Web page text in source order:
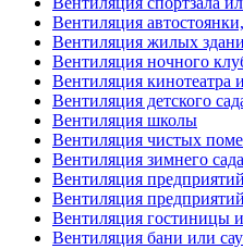
Вентиляция
Вентиляция жилых
Вентиляция ночного
Вентиляция кинотеатра
Вентиляция детского
Вентиляция школы
Вентиляция чистых
Вентиляция зимнего сада
Вентиляция предприятий
Вентиляция
Вентиляция гостиницы
Вентиляция бани или